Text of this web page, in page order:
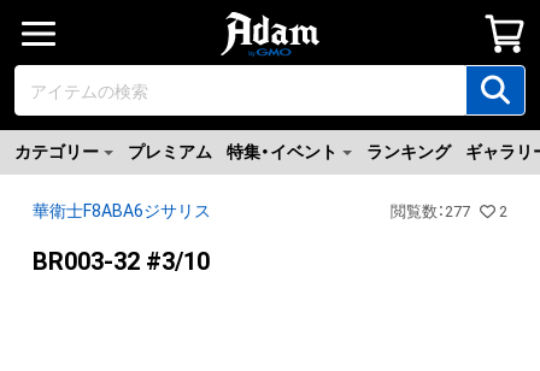
カテゴリー プレミアム 特集・イベント ランキング ギャラリ
華衛士F8ABA6ジサリス 閲覧数 ：277 2
BR003-32 #3/10